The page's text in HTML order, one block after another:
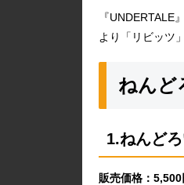
『UNDERTALE
より「リビッツ
ねんど
1.ねんど
販売価格：